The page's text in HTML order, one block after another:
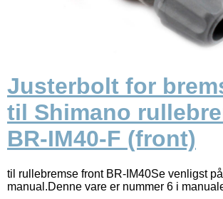
Justerbolt for
til Shimano
BR-IM40-F (front)
til rullebremse front BR-IM40Se venligst
manual.Denne vare er nummer 6 i